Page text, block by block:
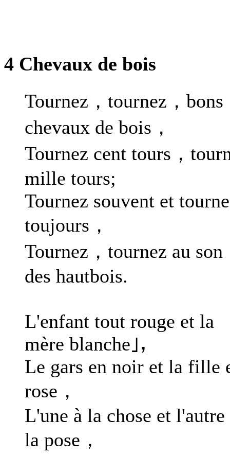
4 Chevaux de bois
Tournez，tournez，bons
chevaux de bois，
Tournez cent tours，
mille tours;
Tournez souvent et
toujours，
Tournez，tournez au son
des hautbois.
L'enfant tout rouge et la
mère blanche｣，
Le gars en noir et la fille
rose，
L'une à la chose et l'autre
la pose，